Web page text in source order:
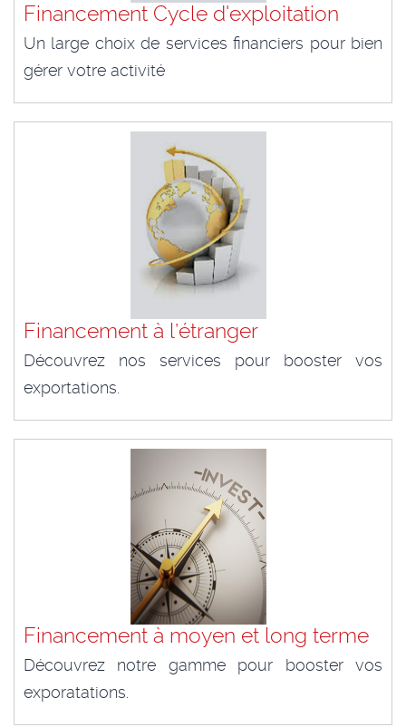
Financement Cycle d'exploitation
Un large choix de services financiers pour bien
gérer votre activité
Financement à l’étranger
Découvrez nos services pour booster vos
exportations.
Financement à moyen et long terme
Découvrez notre gamme pour booster vos
exporatations.